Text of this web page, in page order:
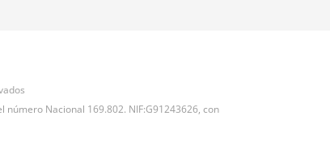
número Nacional 169.802. NIF:G91243626, con